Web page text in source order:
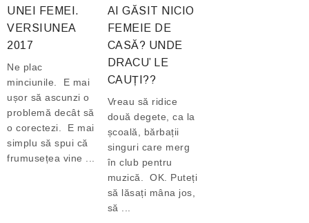
UNEI FEMEI.
VERSIUNEA
2017
Ne plac
minciunile. E mai
ușor să ascunzi o
problemă decât să
o corectezi. E mai
simplu să spui că
frumusețea vine ...
AI GĂSIT NICIO
FEMEIE DE
CASĂ? UNDE
DRACU’ LE
CAUȚI??
Vreau să ridice
două degete, ca la
școală, bărbații
singuri care merg
în club pentru
muzică. OK. Puteți
să lăsați mâna jos,
să ...